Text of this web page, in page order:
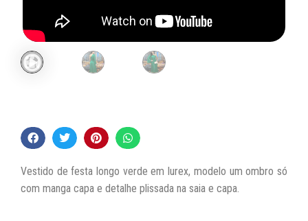
Vestido de festa longo verde em lurex, modelo um ombro só
com manga capa e detalhe plissada na saia e capa.